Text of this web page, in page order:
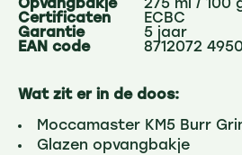
Opvangbakje
275 ml / 100
Certificaten
ECBC
Garantie
5 jaar
EAN code
8712072
Wat zit er in de doos:
Moccamaster KM5 Burr
Glazen opvangbakje